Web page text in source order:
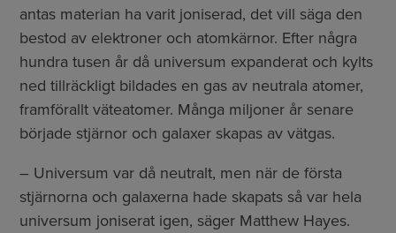
antas materian ha varit joniserad, det vill säga den
bestod av elektroner och atomkärnor. Efter några
hundra tusen år då universum expanderat och kylts
ned tillräckligt bildades en gas av neutrala atomer,
framförallt väteatomer. Många miljoner år senare
började stjärnor och galaxer skapas av vätgas.
– Universum var då neutralt, men när de första
stjärnorna och galaxerna hade skapats så var hela
universum joniserat igen, säger Matthew Hayes.